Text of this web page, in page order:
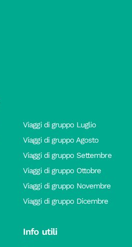
Viaggi di gruppo Luglio
Viaggi di gruppo Agosto
Viaggi di gruppo Settembre
Viaggi di gruppo Ottobre
Viaggi di gruppo Novembre
Viaggi di gruppo Dicembre
Info utili